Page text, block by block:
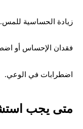
زيادة الحساسية للمس.
فقدان الإحساس أو
اضطرابات في الوعي.
متى يجب